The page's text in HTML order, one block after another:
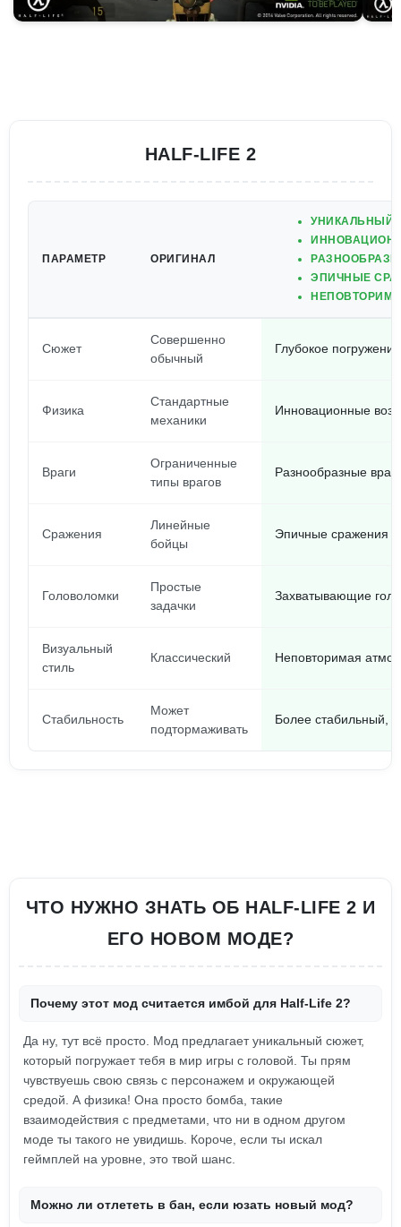
HALF-LIFE 2
ПАРАМЕТР ОРИГИНАЛ
УНИКАЛЬНЫЙ
ЭПИЧНЫЕ
Сюжет
Совершенно
обычный
Глубокое
Физика
Стандартные
механики
Инновационные
Враги
Ограниченные
типы врагов
Разнообразные
Сражения
Линейные
бойцы
Эпичные сражения
Головоломки
Простые
задачки
Захватывающие
Визуальный
стиль
Классический Неповторимая
Стабильность
Может
подтормаживать
Более стабильный,
ЧТО НУЖНО ЗНАТЬ ОБ HALF-LIFE 2 И
ЕГО НОВОМ МОДЕ?
Почему этот мод считается имбой для Half-Life 2?
Да ну, тут всё просто. Мод предлагает уникальный сюжет,
который погружает тебя в мир игры с головой. Ты прям
чувствуешь свою связь с персонажем и окружающей
средой. А физика! Она просто бомба, такие
взаимодействия с предметами, что ни в одном другом
моде ты такого не увидишь. Короче, если ты искал
геймплей на уровне, это твой шанс.
Можно ли отлететь в бан, если юзать новый мод?